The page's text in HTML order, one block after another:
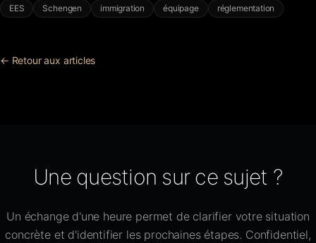
EES Schengen immigration équipage réglementation
← Retour aux articles
Une question sur ce sujet ?
Un échange d'une heure permet de clarifier votre situation
concrète et d'identifier les prochaines étapes. Confidentiel,